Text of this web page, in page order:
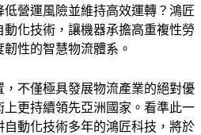
營運風險並維持高效運轉？鴻匠
化技術，讓機器承擔高重複性勞
性的智慧物流體系。
不僅極具發展物流產業的絕對優
更持續領先亞洲國家。看準此一
動化技術多年的鴻匠科技，將於